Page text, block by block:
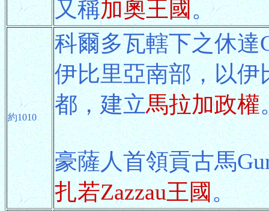
又稱加奧王國。
約1010
科爾多瓦轄下之休達
伊比里亞南部，以伊
都，建立馬拉加政權
豪薩人首領貢古馬
扎若Zazzau王國。